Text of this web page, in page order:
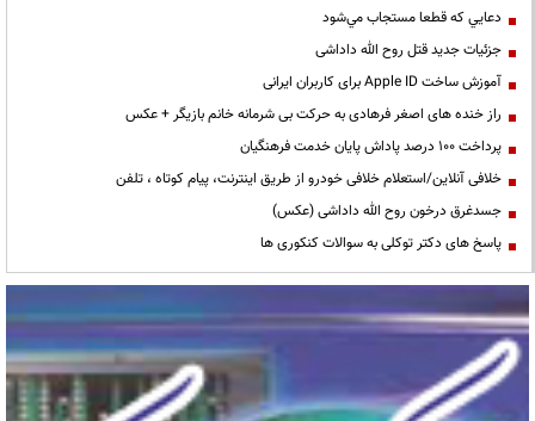
دعايي كه قطعا مستجاب مي‌شود
جزئیات جدید قتل روح الله داداشی
آموزش ساخت Apple ID برای کاربران ایرانی
راز خنده های اصغر فرهادی به حرکت بی شرمانه خانم بازیگر + عکس
پرداخت ۱۰۰ درصد پاداش پایان خدمت فرهنگیان
خلافی آنلاین/استعلام خلافی خودرو از طریق اینترنت، پیام کوتاه ، تلفن
جسدغرق درخون روح الله داداشی (عکس)
پاسخ های دکتر توکلی به سوالات کنکوری ها